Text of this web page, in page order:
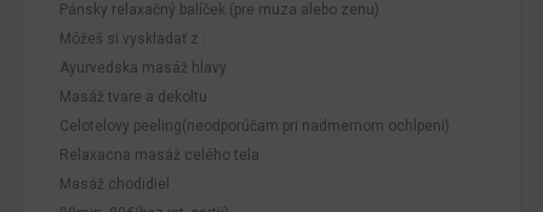
Pánsky relaxačný balíček (pre muza alebo zenu)
Môžeš si vyskladať z :
Ayurvedska masáž hlavy
Masáž tvare a dekoltu
Celotelovy peeling(neodporúčam pri nadmernom ochlpeni)
Relaxacna masáž celého tela
Masáž chodidiel